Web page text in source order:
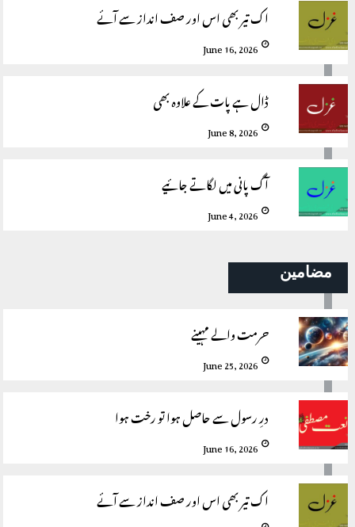
اک تیر بھی اس اور صف انداز سے آئے
June 16, 2026
ڈال ہے پات کے علاوہ بھی
June 8, 2026
آگ پانی میں لگاتے جائیے
June 4, 2026
مضامین
حرمت والے مہینے
June 25, 2026
درِ رسول سے حاصل ہوا تو رخت ہوا
June 16, 2026
اک تیر بھی اس اور صف انداز سے آئے